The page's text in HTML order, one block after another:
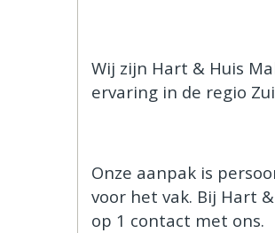
Wij zijn Hart & Huis
ervaring in de regio
Onze aanpak is
voor het vak. Bij Hart
op 1 contact met ons.